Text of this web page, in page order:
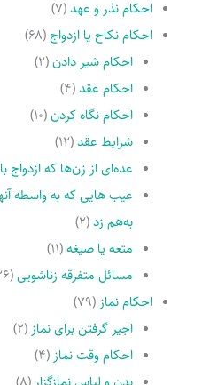
احکام نذر و عهد(۷)
احکام نکاح یا ازدواج (۶۸)
احکام شیر دادن(۲)
احکام عقد(۴)
احکام نگاه کردن(۱۰)
شرایط عقد(۱۲)
عده‌اى از زن‌ها که ازدواج
عیب هایى که به واسطه
به‌هم زد(۲)
متعه یا صیغه(۱۱)
مسائل متفرقه زناشویى(۲۶)
احکام نماز (۷۹)
اجیر گرفتن براى نماز (۲)
احکام وقت نماز (۴)